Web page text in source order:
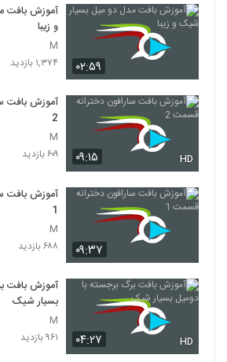
۰۲:۵۹
آموزش بافت
و زیبا
M
۱,۳۷۴ بازدید
۰۹:۱۵ HD
آموزش بافت
2
M
۶۰۹ بازدید
۰۹:۳۷
آموزش بافت
1
M
۶۸۸ بازدید
۰۴:۲۷ HD
آموزش بافت
بسیار شیک
M
۹۶۱ بازدید